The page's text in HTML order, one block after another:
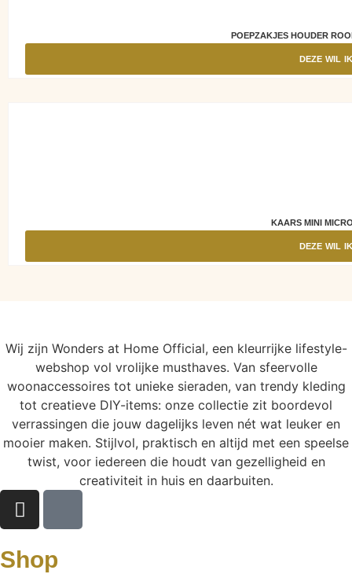
POEPZAKJES HOUDER
DEZE WIL
KAARS MINI
DEZE WIL
Wij zijn Wonders at Home Official, een kleurrijke lifestyle-
webshop vol vrolijke musthaves. Van sfeervolle
woonaccessoires tot unieke sieraden, van trendy kleding
tot creatieve DIY-items: onze collectie zit boordevol
verrassingen die jouw dagelijks leven nét wat leuker en
mooier maken. Stijlvol, praktisch en altijd met een speelse
twist, voor iedereen die houdt van gezelligheid en
creativiteit in huis en daarbuiten.
Shop